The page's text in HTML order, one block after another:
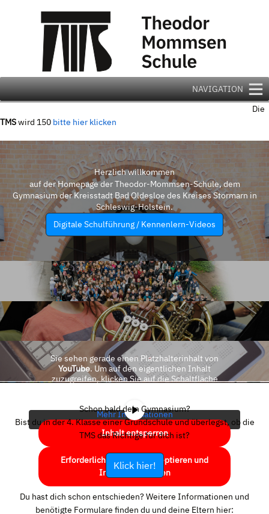
NAVIGATION
Die
TMSwird 150 bitte hier klicken
Herzlich willkommen
auf der Homepage der Theodor-Mommsen-Schule, dem
Gymnasium der Kreisstadt Bad Oldesloe des Kreises Stormarn in
Schleswig-Holstein.
Digitale Schulführung / Kennenlern-Videos
Sie sehen gerade einen Platzhalterinhalt von
YouTube. Um auf den eigentlichen Inhalt
zuzugreifen, klicken Sie auf die Schaltfläche
Mehr Informationen
Inhalt entsperren
Erforderlichen Service akzeptieren und
Inhalte entsperren
Schon bald dein Gymnasium?
Bist du in der 4. Klasse einer Grundschule und überlegst, ob die
TMS das Richtige für dich ist?
Klick hier!
Du hast dich schon entschieden? Weitere Informationen und
benötigte Formulare finden du und deine Eltern hier: